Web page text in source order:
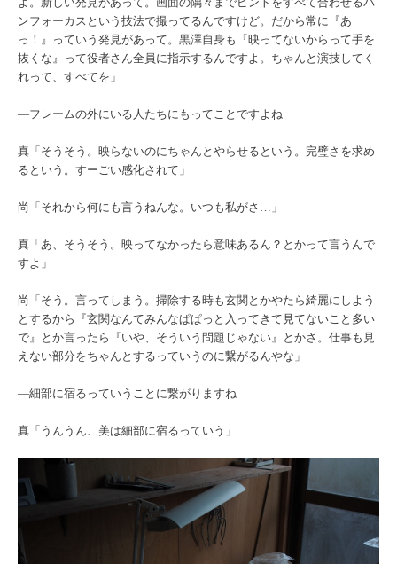
ンフォーカスという技法で撮ってるんですけど。だから常に『あ
っ！』っていう発見があって。黒澤自身も『映ってないからって手を
抜くな』って役者さん全員に指示するんですよ。ちゃんと演技してく
れって、すべてを」
―フレームの外にいる人たちにもってことですよね
真「そうそう。映らないのにちゃんとやらせるという。完璧さを求め
るという。すーごい感化されて」
尚「それから何にも言うねんな。いつも私がさ…」
真「あ、そうそう。映ってなかったら意味あるん？とかって言うんで
すよ」
尚「そう。言ってしまう。掃除する時も玄関とかやたら綺麗にしよう
とするから『玄関なんてみんなぱぱっと入ってきて見てないこと多い
で』とか言ったら『いや、そういう問題じゃない』とかさ。仕事も見
えない部分をちゃんとするっていうのに繋がるんやな」
―細部に宿るっていうことに繋がりますね
真「うんうん、美は細部に宿るっていう」